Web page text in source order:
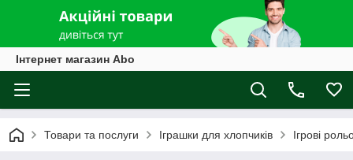
Інтернет магазин Abo
Товари та послуги Іграшки для хлопчиків Ігрові